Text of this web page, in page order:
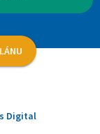
Digital